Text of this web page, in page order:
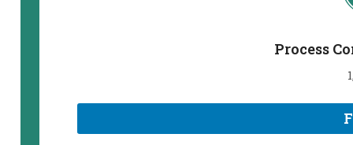
Process